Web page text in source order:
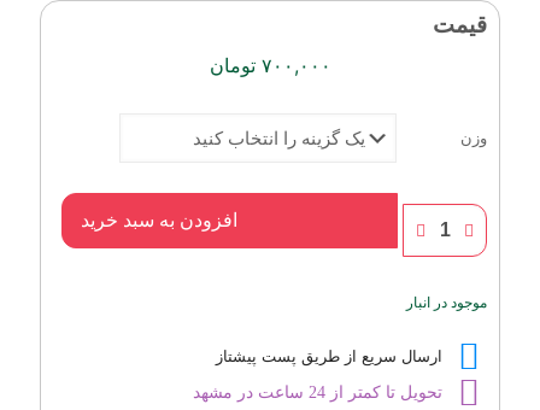
قیمت
۷۰۰,۰۰۰ تومان
وزن
ادوپرفیوم
زنانه
رساسی
رومنس
افزودن به سبد خرید
موجود در انبار
ارسال سریع از طریق پست پیشتاز
تحویل تا کمتر از 24 ساعت در مشهد